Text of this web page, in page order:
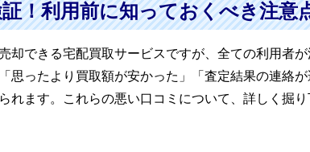
！利用前に知っておくべき注意
却できる宅配買取サービスですが、全ての利用者が
思ったより買取額が安かった」「査定結果の連絡が
れます。これらの悪い口コミについて、詳しく掘り